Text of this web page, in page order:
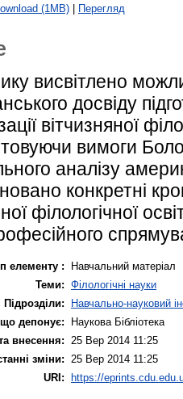
(1MB) Перегляд
висвітлено
досвіду
вітчизняної
вимоги
аналізу
конкретні
філологічної
елементу :
Навчальний матеріал
Теми: Філологічні науки
Підрозділи:
Навчально-науковий
депонує:
Наукова Бібліотека
внесення:
25 Вер 2014 11:25
зміни:
25 Вер 2014 11:25
URI: https://